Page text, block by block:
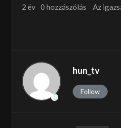
2 év 0 hozzászólás Az
hun_tv
Follow